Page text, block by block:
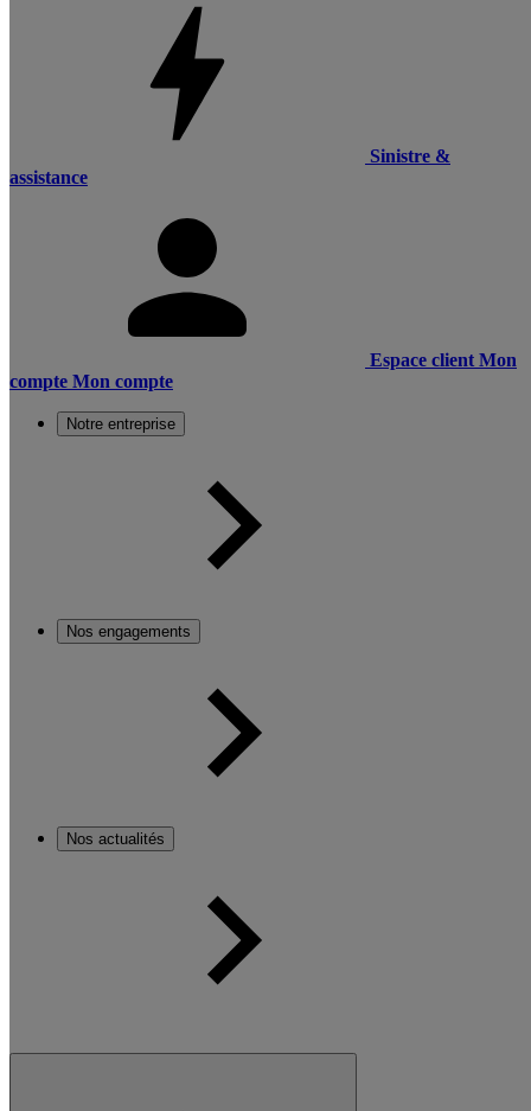
Sinistre &
assistance
Espace client Mon
compte Mon compte
Notre entreprise
Nos engagements
Nos actualités